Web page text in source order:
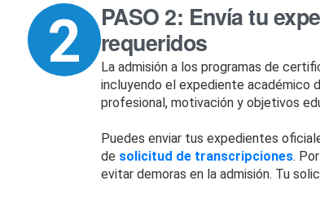
PASO 2: Envía tu
requeridos
La admisión a los programas de
incluyendo el expediente académico
profesional, motivación y objetivos
Puedes enviar tus expedientes
de solicitud de transcripciones.
evitar demoras en la admisión. Tu